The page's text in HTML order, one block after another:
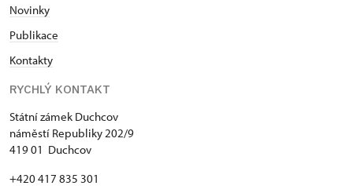
Novinky
Publikace
Kontakty
RYCHLÝ KONTAKT
Státní zámek Duchcov
náměstí Republiky 202/9
419 01 Duchcov
+420 417 835 301